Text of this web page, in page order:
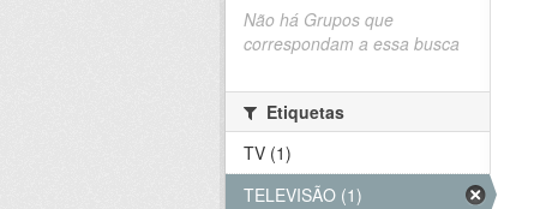
Não há Grupos que
correspondam a essa busca
Etiquetas
TV (1)
TELEVISÃO (1)